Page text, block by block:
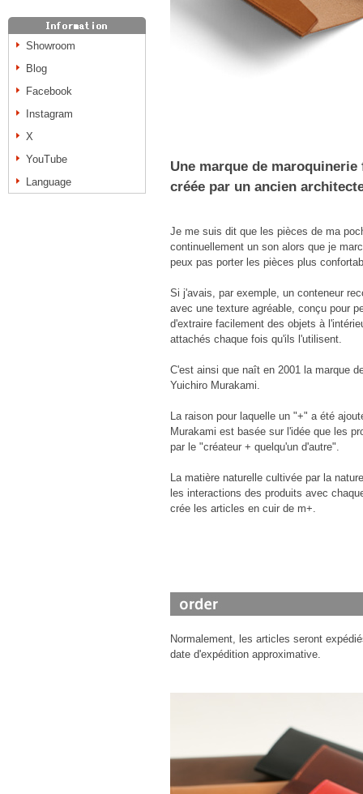
Showroom
Blog
Facebook
Instagram
X
YouTube
Language
Une marque de
créée par un ancien
Je me suis dit que les pièces de ma
continuellement un son alors que je
peux pas porter les pièces plus
Si j'avais, par exemple, un conteneur
avec une texture agréable, conçu pour
d'extraire facilement des objets à
attachés chaque fois qu'ils l'utilisent.
C'est ainsi que naît en 2001 la marque
Yuichiro Murakami.
La raison pour laquelle un "+" a été
Murakami est basée sur l'idée que les
par le "créateur + quelqu'un d'autre".
La matière naturelle cultivée par la
les interactions des produits avec
crée les articles en cuir de m+.
Normalement, les articles seront
date d'expédition approximative.